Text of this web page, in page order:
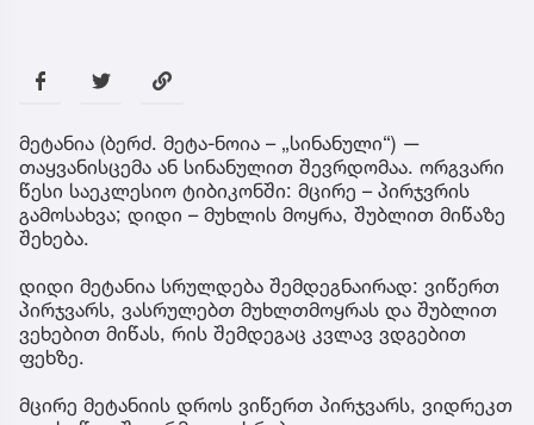
მეტანია (ბერძ. მეტა-ნოია – „სინანული“) —
თაყვანისცემა ან სინანულით შევრდომაა. ორგვარი
წესი საეკლესიო ტიბიკონში: მცირე – პირჯვრის
გამოსახვა; დიდი – მუხლის მოყრა, შუბლით მიწაზე
შეხება.
დიდი მეტანია სრულდება შემდეგნაირად: ვიწერთ
პირჯვარს, ვასრულებთ მუხლთმოყრას და შუბლით
ვეხებით მიწას, რის შემდეგაც კვლავ ვდგებით
ფეხზე.
მცირე მეტანიის დროს ვიწერთ პირჯვარს, ვიდრეკთ